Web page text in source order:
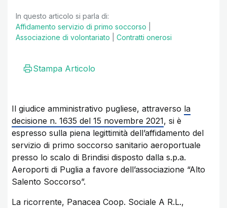
In questo articolo si parla di:
Affidamento servizio di primo soccorso
Associazione di volontariato
Contratti onerosi
Stampa Articolo
Il giudice amministrativo pugliese, attraverso la
decisione n. 1635 del 15 novembre 2021, si è
espresso sulla piena legittimità dell’affidamento del
servizio di primo soccorso sanitario aeroportuale
presso lo scalo di Brindisi disposto dalla s.p.a.
Aeroporti di Puglia a favore dell’associazione “Alto
Salento Soccorso”.
La ricorrente, Panacea Coop. Sociale A R.L.,